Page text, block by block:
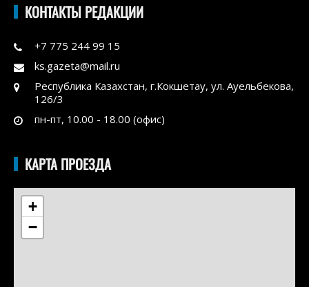
КОНТАКТЫ РЕДАКЦИИ
+7 775 244 99 15
ks.gazeta@mail.ru
Республика Казахстан, г.Кокшетау, ул. Ауельбекова,
126/3
пн-пт, 10.00 - 18.00 (офис)
КАРТА ПРОЕЗДА
+
−